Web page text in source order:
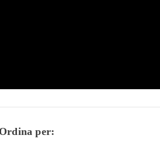
Ordina per: